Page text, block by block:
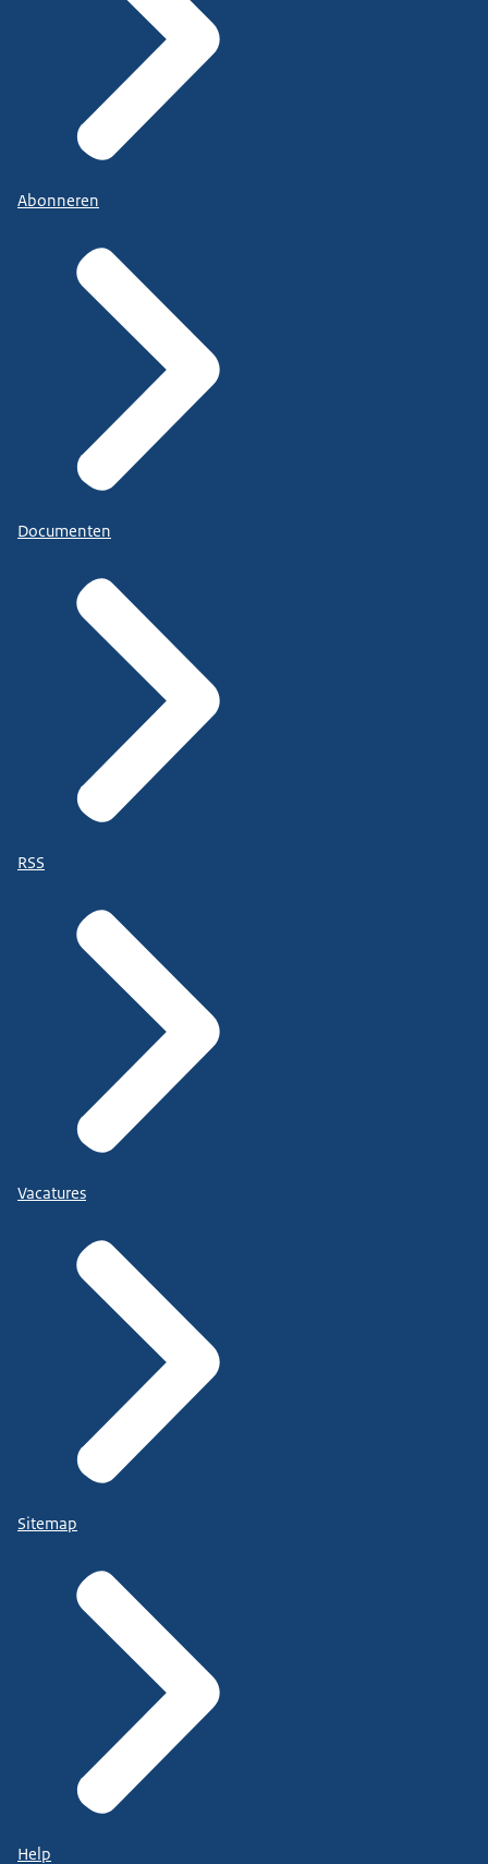
Abonneren
Documenten
RSS
Vacatures
Sitemap
Help